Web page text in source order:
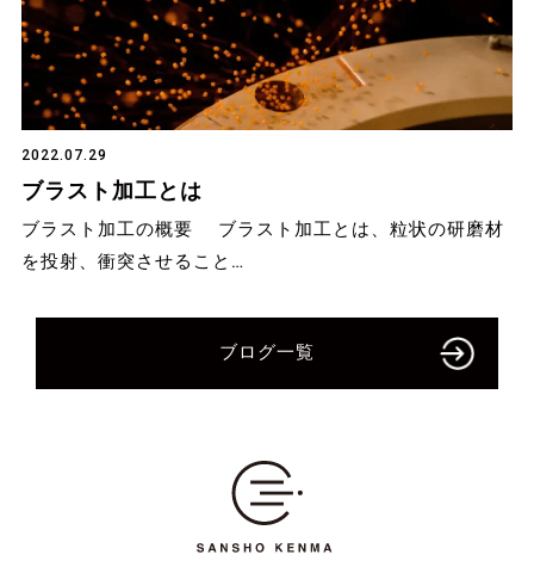
2022.07.29
ブラスト加工とは
ブラスト加工の概要 ブラスト加工とは、粒状の研磨材
を投射、衝突させること…
ブログ一覧